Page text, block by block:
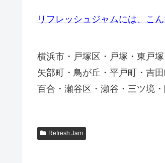
リフレッシュジャムには、こ
横浜市・戸塚区・戸塚・東戸
矢部町・鳥が丘・平戸町・吉
百合・瀬谷区・瀬谷・三ツ境
Refresh Jam